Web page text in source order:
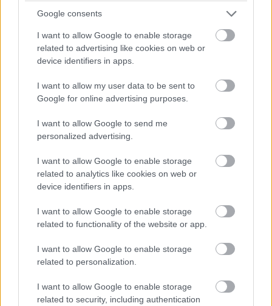
Google consents
I want to allow Google to enable storage
related to advertising like cookies on web or
device identifiers in apps.
I want to allow my user data to be sent to
Google for online advertising purposes.
I want to allow Google to send me
personalized advertising.
I want to allow Google to enable storage
related to analytics like cookies on web or
device identifiers in apps.
I want to allow Google to enable storage
related to functionality of the website or app.
I want to allow Google to enable storage
related to personalization.
I want to allow Google to enable storage
related to security, including authentication
Az Intel a PC-gyártókkal és a rendszerek fejlesztőivel
gőzerővel dolgozott és dolgozik a frissítéseken és az új
mikrokódokon, amelyek szoftveresen foltozzák a
hiányosságokat. Miután a teljesítménycsökkenéseket
kékhalálok és egyéb problémák követték, az Intel úgy
döntött, többé nem tanácsolja a frissítések telepítését.
Készül a végleges javítás, de azt nem tudni, hogy mikor
Az Intel notebookpiaci eladásai egyébként nem
az eladások 8 százalékkal csökkentek. A cég
ügyvezetője szerint a Spectre és a Meltdown nincs és
nem is lesz hatással az eladásokra.